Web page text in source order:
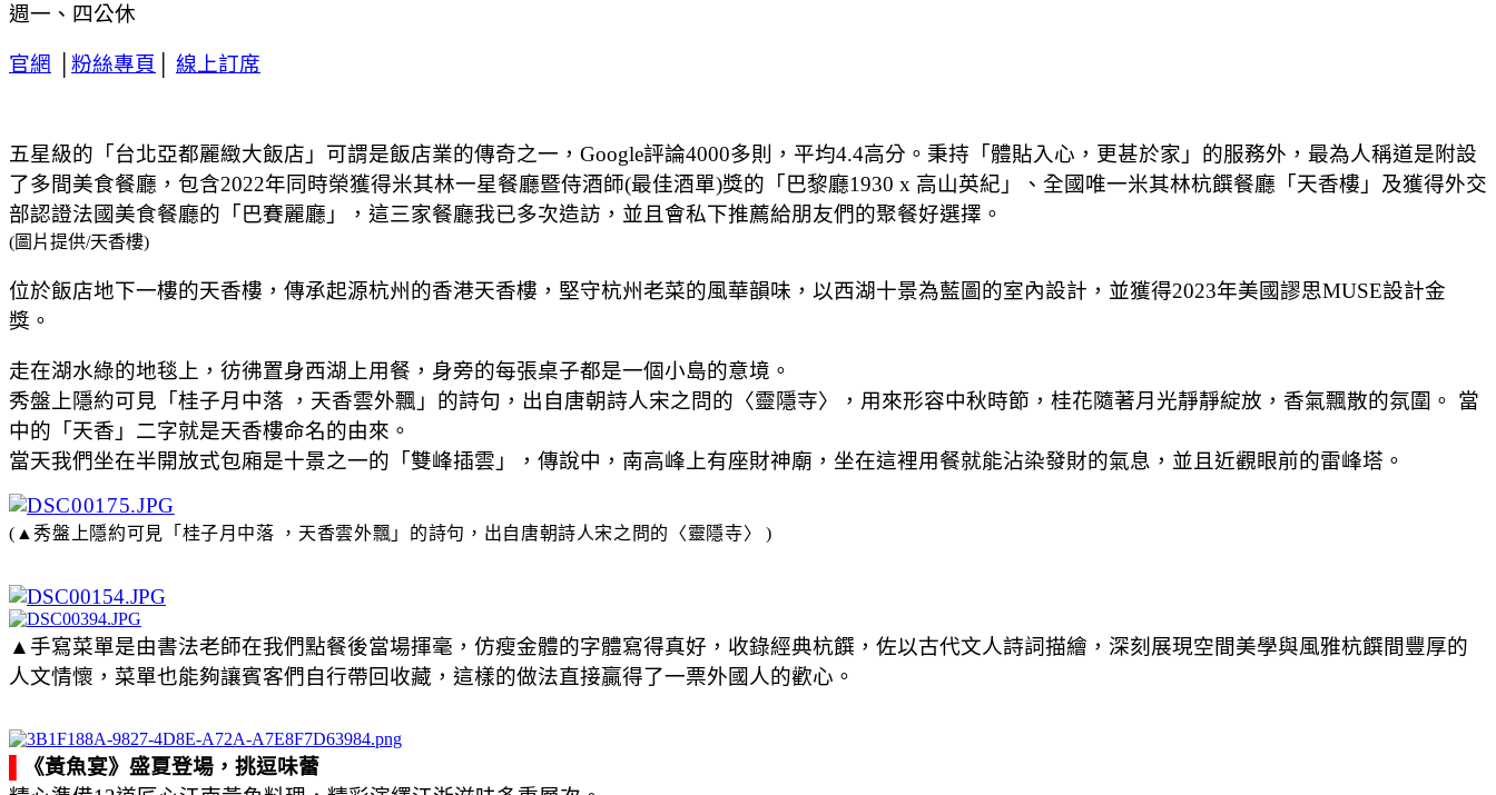
週一、四公休
官網 粉絲專頁 線上訂席
五星級的「台北亞都麗緻大飯店」可謂是飯店業的傳奇之一，Google評論4000多則，平均4.4高分。秉持「體貼入心，更甚於家」的服務外，最為人稱道是附設
了多間美食餐廳，包含2022年同時榮獲得米其林一星餐廳暨侍酒師(最佳酒單)獎的「巴黎廳1930 x 高山英紀」、全國唯一米其林杭饌餐廳「天香樓」及獲得外交
部認證法國美食餐廳的「巴賽麗廳」，這三家餐廳我已多次造訪，並且會私下推薦給朋友們的聚餐好選擇。
(圖片提供/天香樓)
位於飯店地下一樓的天香樓，傳承起源杭州的香港天香樓，堅守杭州老菜的風華韻味，以西湖十景為藍圖的室內設計，並獲得2023年美國謬思MUSE設計金
獎。
走在湖水綠的地毯上，彷彿置身西湖上用餐，身旁的每張桌子都是一個小島的意境。
秀盤上隱約可見「桂子月中落 ，天香雲外飄」的詩句，出自唐朝詩人宋之問的〈靈隱寺〉，用來形容中秋時節，桂花隨著月光靜靜綻放，香氣飄散的氛圍。 當
中的「天香」二字就是天香樓命名的由來。
當天我們坐在半開放式包廂是十景之一的「雙峰插雲」，傳說中，南高峰上有座財神廟，坐在這裡用餐就能沾染發財的氣息，並且近觀眼前的雷峰塔。
( ▲秀盤上隱約可見「桂子月中落 ，天香雲外飄」的詩句，出自唐朝詩人宋之問的〈靈隱寺〉 )
▲手寫菜單是由書法老師在我們點餐後當場揮毫，仿瘦金體的字體寫得真好，收錄經典杭饌，佐以古代文人詩詞描繪，深刻展現空間美學與風雅杭饌間豐厚的
人文情懷，菜單也能夠讓賓客們自行帶回收藏，這樣的做法直接贏得了一票外國人的歡心。
《黃魚宴》盛夏登場，挑逗味蕾